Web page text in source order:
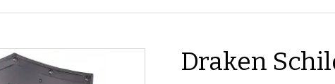
Draken